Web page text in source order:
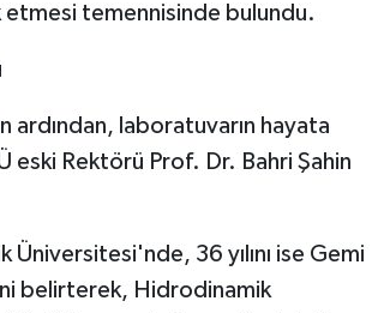
etmesi temennisinde bulundu.
ardından, laboratuvarın hayata
eski Rektörü Prof. Dr. Bahri Şahin
Üniversitesi'nde, 36 yılını ise Gemi
belirterek, Hidrodinamik